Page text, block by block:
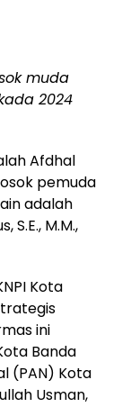
muda
2024
Afdhal
pemuda
adalah
S.E., M.M.,
Kota
ini
Banda
(PAN) Kota
Usman,